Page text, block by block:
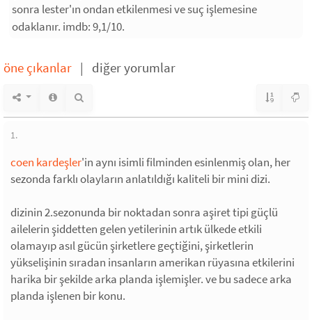
sonra lester'ın ondan etkilenmesi ve suç işlemesine
odaklanır. imdb: 9,1/10.
öne çıkanlar | diğer yorumlar
1.
coen kardeşler'in aynı isimli filminden esinlenmiş olan, her
sezonda farklı olayların anlatıldığı kaliteli bir mini dizi.
dizinin 2.sezonunda bir noktadan sonra aşiret tipi güçlü
ailelerin şiddetten gelen yetilerinin artık ülkede etkili
olamayıp asıl gücün şirketlere geçtiğini, şirketlerin
yükselişinin sıradan insanların amerikan rüyasına etkilerini
harika bir şekilde arka planda işlemişler. ve bu sadece arka
planda işlenen bir konu.